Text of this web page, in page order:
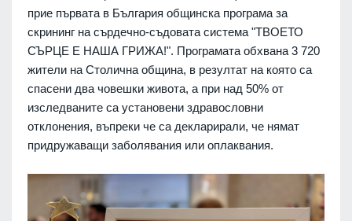
прие първата в България общинска програма за
скрининг на сърдечно-съдовата система "ТВОЕТО
СЪРЦЕ Е НАША ГРИЖА!". Програмата обхвана 3 720
жители на Столична община, в резултат на която са
спасени два човешки живота, а при над 50% от
изследваните са установени здравословни
отклонения, въпреки че са декларирали, че нямат
придружаващи заболявания или оплаквания.